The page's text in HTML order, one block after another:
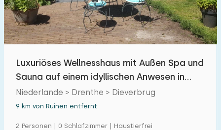
Luxuriöses Wellnesshaus mit Außen Spa und
Sauna auf einem idyllischen Anwesen in
Drenthe
Niederlande > Drenthe > Dieverbrug
9 km von Ruinen entfernt
2 Personen | 0 Schlafzimmer | Haustierfrei